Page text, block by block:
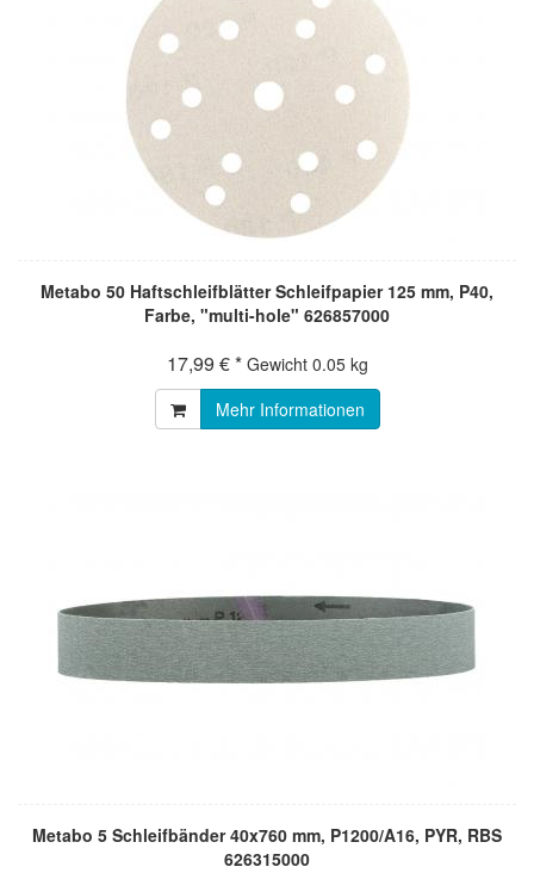
Metabo 50 Haftschleifblätter Schleifpapier 125 mm, P40,
Farbe, "multi-hole" 626857000
17,99 € * Gewicht 0.05 kg
Mehr Informationen
Metabo 5 Schleifbänder 40x760 mm, P1200/A16, PYR, RBS
626315000